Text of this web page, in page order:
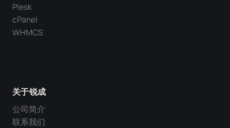
Plesk
cPanel
WHMCS
关于锐成
公司简介
联系我们